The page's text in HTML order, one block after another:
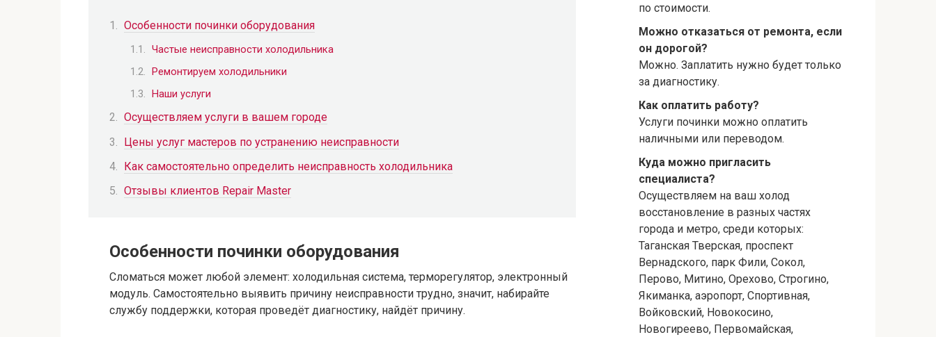
Особенности починки оборудования
Частые неисправности холодильника
Ремонтируем холодильники
Наши услуги
Осуществляем услуги в вашем городе
Цены услуг мастеров по устранению неисправности
Как самостоятельно определить неисправность холодильника
Отзывы клиентов Repair Master
Особенности починки оборудования
Сломаться может любой элемент: холодильная система, терморегулятор, электронный
модуль. Самостоятельно выявить причину неисправности трудно, значит, набирайте
службу поддержки, которая проведёт диагностику, найдёт причину.
по стоимости.
Можно отказаться от ремонта, если
он дорогой?
Можно. Заплатить нужно будет только
за диагностику.
Как оплатить работу?
Услуги починки можно оплатить
наличными или переводом.
Куда можно пригласить
специалиста?
Осуществляем на ваш холод
восстановление в разных частях
города и метро, среди которых:
Таганская Тверская, проспект
Вернадского, парк Фили, Сокол,
Перово, Митино, Орехово, Строгино,
Якиманка, аэропорт, Спортивная,
Войковский, Новокосино,
Новогиреево, Первомайская,